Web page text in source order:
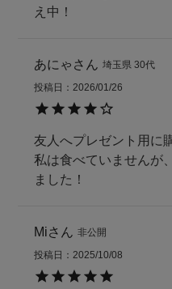
え中！
あにゃ 埼玉県 30代
投稿日
2026/01/26
友人へプレゼント用に
私は食べていませんが
ました！
Mi
非公開
投稿日
2025/10/08